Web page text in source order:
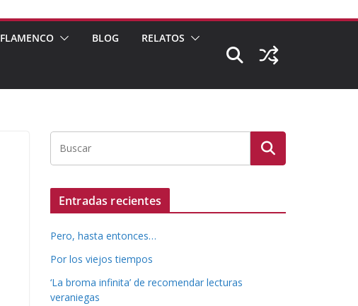
FLAMENCO BLOG RELATOS
Entradas recientes
Pero, hasta entonces…
Por los viejos tiempos
‘La broma infinita’ de recomendar lecturas
veraniegas